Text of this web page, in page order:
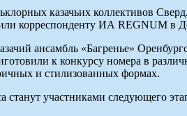
казачьих коллективов
корреспонденту ИА REGNUM в
ансамбль «Багренье»
к конкурсу номера в
и стилизованных формах.
станут участниками следующего